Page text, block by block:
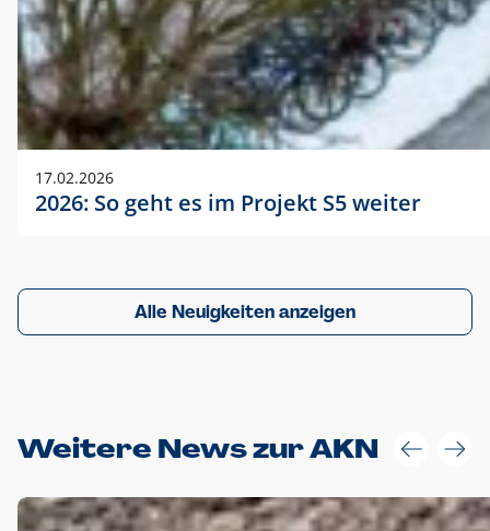
17.02.2026
2026: So geht es im Projekt S5 weiter
Alle Neuigkeiten anzeigen
Weitere News zur AKN